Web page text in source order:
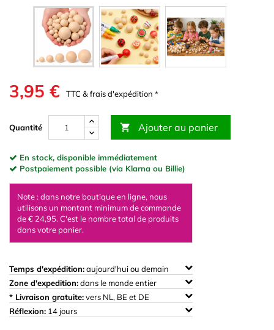
3,95 € TTC & frais d'expédition *
Quantité  Ajouter au panier
En stock, disponible immédiatement
Postpaiement possible (via Klarna ou Billie)
Note : dans notre boutique en ligne, nous
utilisons un montant minimum de commande
de € 24,95. C'est le nombre total de produits
dans votre panier.
Temps d'expédition:aujourd'hui ou demain
Zone d'expedition:dans le monde entier
* Livraison gratuite:vers NL, BE et DE
Réflexion: 14 jours